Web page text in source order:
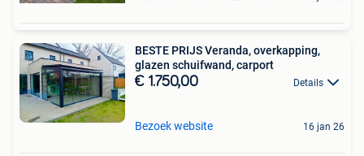
BESTE PRIJS Veranda, overkapping,
glazen schuifwand, carport
€ 1.750,00 Details
Bezoek website 16 jan 26